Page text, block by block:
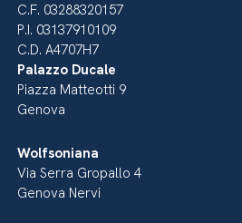
C.F. 03288320157
P.I. 03137910109
C.D. A4707H7
Palazzo Ducale
Piazza Matteotti 9
Genova
Wolfsoniana
Via Serra Gropallo 4
Genova Nervi